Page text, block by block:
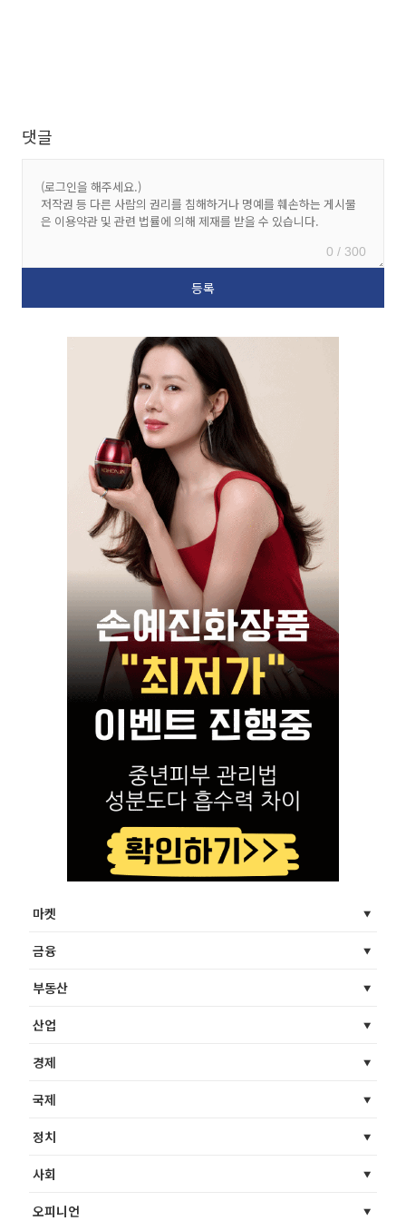
댓글
0 / 300
마켓
금융
부동산
산업
경제
국제
정치
사회
오피니언